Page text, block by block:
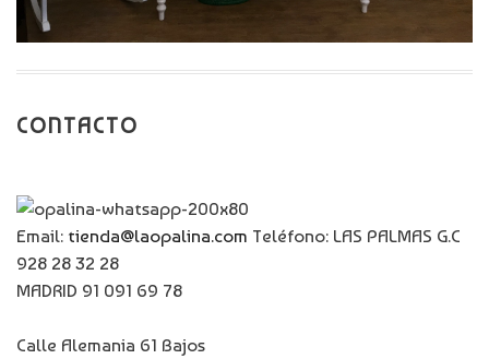
CONTACTO
Email: tienda@laopalina.com Teléfono: LAS PALMAS G.C
928 28 32 28
MADRID 91 091 69 78
Calle Alemania 61 Bajos